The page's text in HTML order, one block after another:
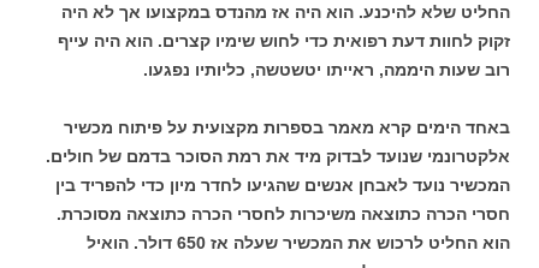
החליט שלא להיכנע. הוא היה אז מהנדס במקצועו אך לא היה
זקוק לחוות דעת רפואית כדי לחוש שימיו קצרים. הוא היה עייף
רוב שעות היממה, ראייתו יטשטשה, כליותיו נפגעו.
באחד הימים קרא מאמר בספרות מקצועית על פיתוח מכשיר
אלקטרונמי שנועד לבדוק מיד את רמת הסוכר בדמם של חולים.
המכשיר נועד לאבחן אנשים שהגיעו לחדר מיון כדי להפריד בין
חסרי הכרה כתוצאה משיכרות לחסרי הכרה כתוצאה מסוכרת.
הוא החליט לרכוש את המכשיר שעלה אז 650 דולר. הואיל